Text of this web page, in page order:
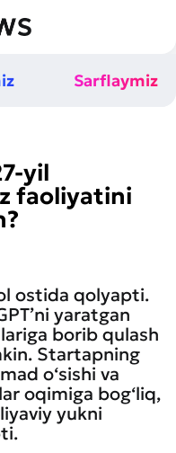
Sarflaymiz
yil
faoliyatini
ostida qolyapti.
yaratgan
borib qulash
Startapning
o‘sishi va
oqimiga bog‘liq,
yukni